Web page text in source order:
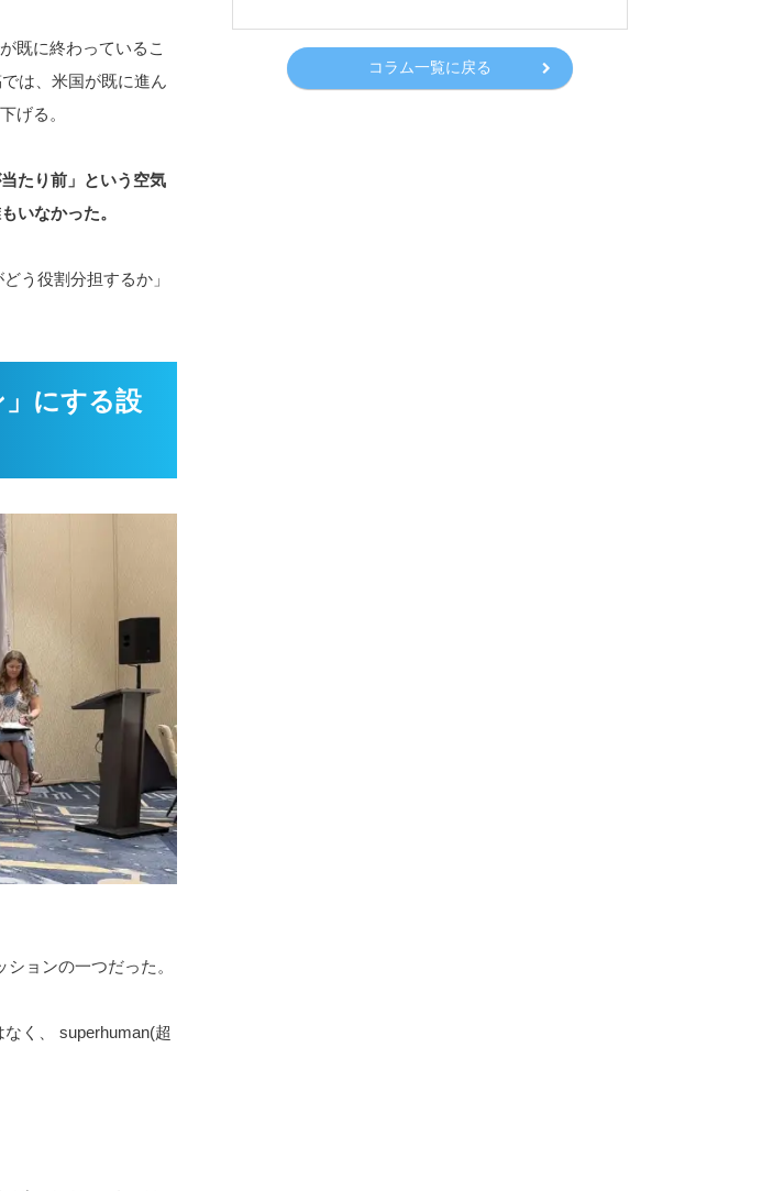
既に終わっているこ
は、米国が既に進ん
げる。
たり前」という空気
いなかった。
う役割分担するか」
にする設
ョンの一つだった。
く、 superhuman(超
コラム一覧に戻る